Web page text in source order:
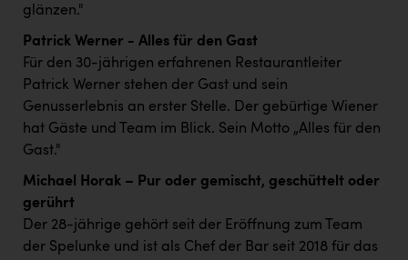
Wir besiegen Krebs
Wirtschaftskammer OÖ
ZGONC
Österreichisches Hebammengremium
glänzen."
Patrick Werner - Alles für den Gast
Für den 30-jährigen erfahrenen Restaurantleiter
Patrick Werner stehen der Gast und sein
Genusserlebnis an erster Stelle. Der gebürtige Wiener
hat Gäste und Team im Blick. Sein Motto „Alles für den
Gast."
Michael Horak – Pur oder gemischt, geschüttelt oder
gerührt
Der 28-jährige gehört seit der Eröffnung zum Team
der Spelunke und ist als Chef der Bar seit 2018 für das